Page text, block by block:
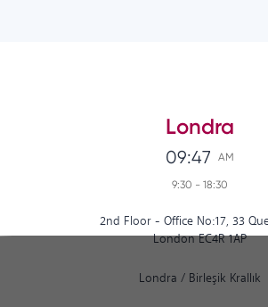
Londra
09:47 AM
9:30 - 18:30
2nd Floor - Office No:17, 33
London EC4R 1AP
Londra / Birleşik Krallık